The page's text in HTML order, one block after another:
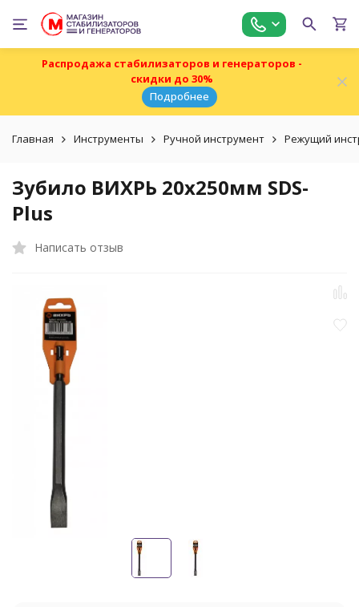
Распродажа стабилизаторов и генераторов -
скидки до 30%
Подробнее
Главная Инструменты Ручной инструмент Режущий
Зубило ВИХРЬ 20x250мм SDS-
Plus
Написать отзыв